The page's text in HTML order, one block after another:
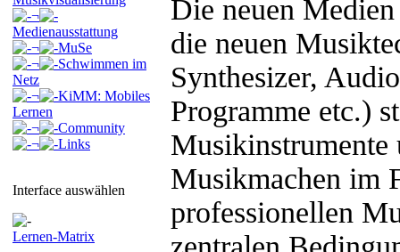
¬
Medienausstattung
¬
MuSe
¬
Schwimmen im
Netz
¬
KiMM: Mobiles
Lernen
¬
Community
¬
Links
Interface auswählen
Lernen-Matrix
Die neuen
die neuen
Synthesizer,
Programme etc.)
Musikinstrumente
Musikmachen im
professionellen